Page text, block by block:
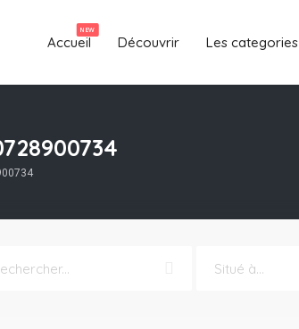
Accueil
NEW
Découvrir Les categories